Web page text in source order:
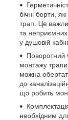
бічні борти,
трап. Це
та неприємних
у душовій
монтажу
можна
до
що робить
необхідним